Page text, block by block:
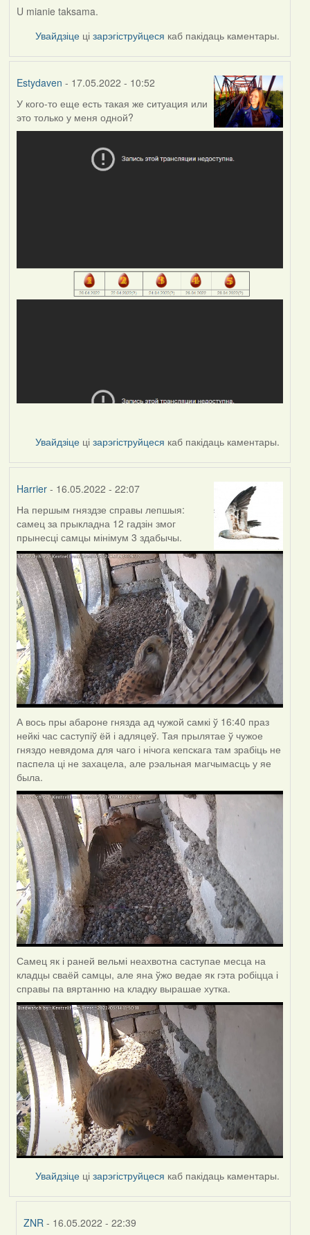
U mianie taksama.
Увайдзіце цізарэгіструйцеся каб пакідаць каментары.
Estydaven - 17.05.2022 - 10:52
У кого-то еще есть такая же ситуация или
это только у меня одной?
Увайдзіце цізарэгіструйцеся каб пакідаць каментары.
Harrier- 16.05.2022 - 22:07
На першым гняздзе справы лепшыя:
самец за прыкладна 12 гадзін змог
прынесці самцы мінімум 3 здабычы.
А вось пры абароне гнязда ад чужой самкі ў 16:40 праз
нейкі час саступіў ёй і адляцеў. Тая прылятае ў чужое
гняздо невядома для чаго і нічога кепскага там зрабіць не
паспела ці не захацела, але рэальная магчымасць у яе
была.
Самец як і раней вельмі неахвотна саступае месца на
кладцы сваёй самцы, але яна ўжо ведае як гэта робіцца і
справы па вяртанню на кладку вырашае хутка.
Увайдзіце цізарэгіструйцеся каб пакідаць каментары.
ZNR - 16.05.2022 - 22:39